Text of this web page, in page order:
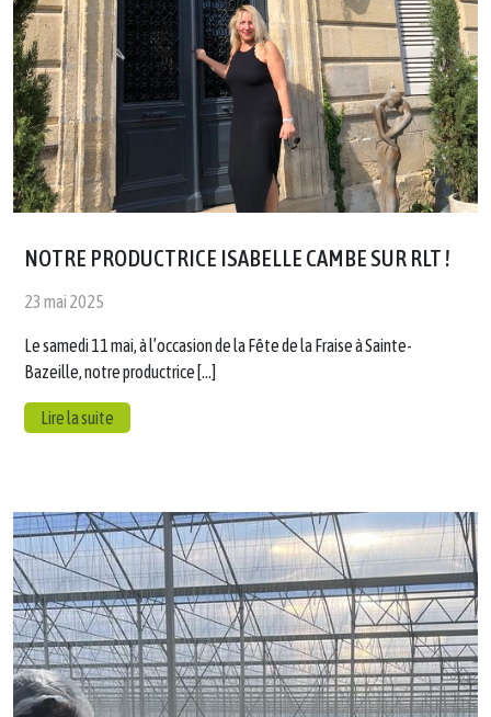
NOTRE PRODUCTRICE ISABELLE CAMBE SUR RLT !
23 mai 2025
Le samedi 11 mai, à l’occasion de la Fête de la Fraise à Sainte-
Bazeille, notre productrice […]
Lire la suite